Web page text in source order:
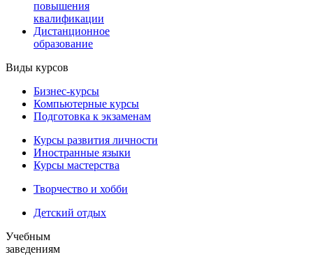
повышения
квалификации
Дистанционное
образование
Виды курсов
Бизнес-курсы
Компьютерные курсы
Подготовка к экзаменам
Курсы развития личности
Иностранные языки
Курсы мастерства
Творчество и хобби
Детский отдых
Учебным
заведениям